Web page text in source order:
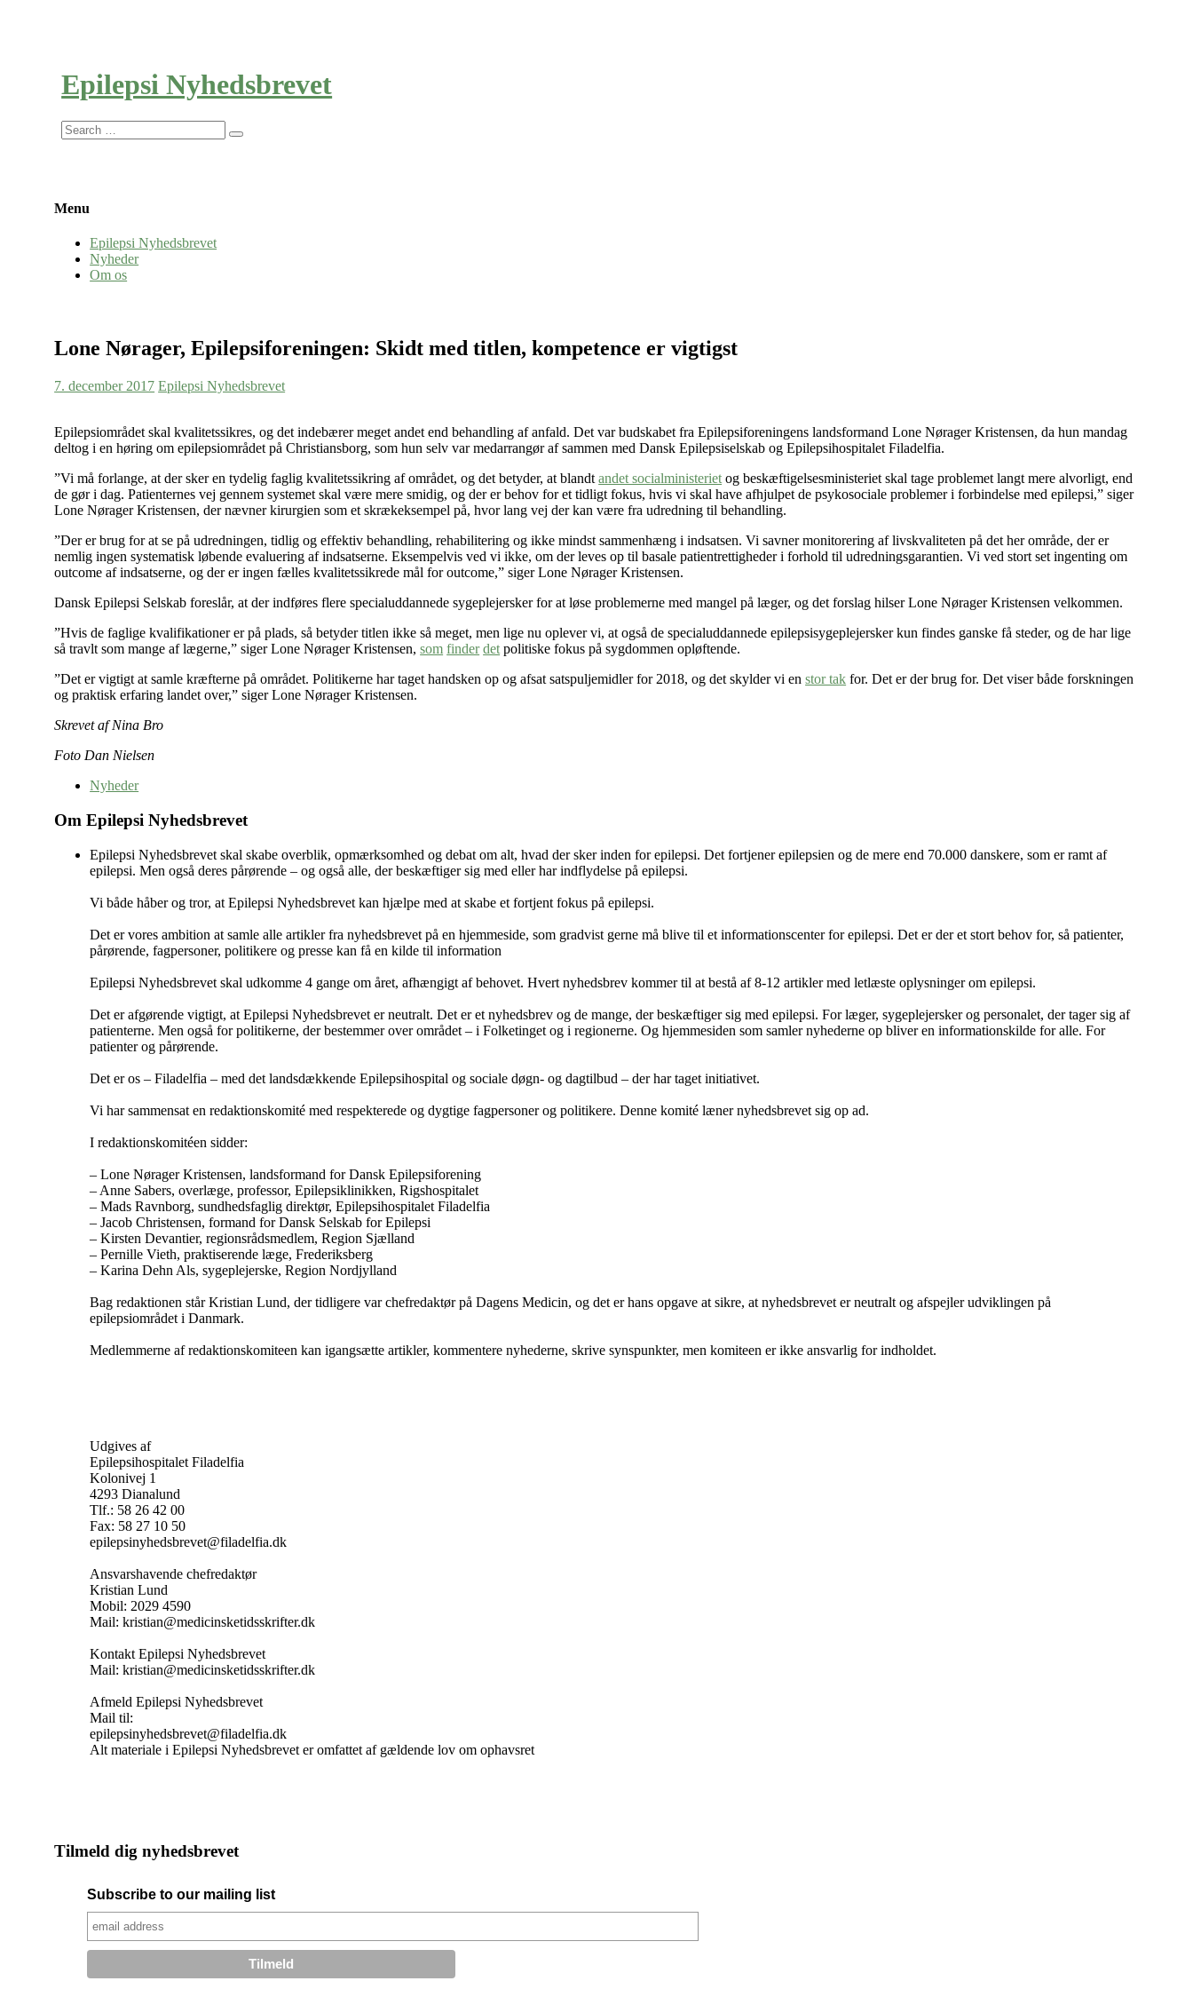
Epilepsi Nyhedsbrevet
Search
for:
Menu
Epilepsi Nyhedsbrevet
Nyheder
Om os
Lone Nørager, Epilepsiforeningen: Skidt med titlen, kompetence er vigtigst
7. december 2017 Epilepsi Nyhedsbrevet
Epilepsiområdet skal kvalitetssikres, og det indebærer meget andet end behandling af anfald. Det var budskabet fra Epilepsiforeningens landsformand Lone Nørager Kristensen, da hun mandag
deltog i en høring om epilepsiområdet på Christiansborg, som hun selv var medarrangør af sammen med Dansk Epilepsiselskab og Epilepsihospitalet Filadelfia.
”Vi må forlange, at der sker en tydelig faglig kvalitetssikring af området, og det betyder, at blandtandet socialministeriet og beskæftigelsesministeriet skal tage problemet langt mere alvorligt, end
de gør i dag. Patienternes vej gennem systemet skal være mere smidig, og der er behov for et tidligt fokus, hvis vi skal have afhjulpet de psykosociale problemer i forbindelse med epilepsi,” siger
Lone Nørager Kristensen, der nævner kirurgien som et skrækeksempel på, hvor lang vej der kan være fra udredning til behandling.
”Der er brug for at se på udredningen, tidlig og effektiv behandling, rehabilitering og ikke mindst sammenhæng i indsatsen. Vi savner monitorering af livskvaliteten på det her område, der er
nemlig ingen systematisk løbende evaluering af indsatserne. Eksempelvis ved vi ikke, om der leves op til basale patientrettigheder i forhold til udredningsgarantien. Vi ved stort set ingenting om
outcome af indsatserne, og der er ingen fælles kvalitetssikrede mål for outcome,” siger Lone Nørager Kristensen.
Dansk Epilepsi Selskab foreslår, at der indføres flere specialuddannede sygeplejersker for at løse problemerne med mangel på læger, og det forslag hilser Lone Nørager Kristensen velkommen.
”Hvis de faglige kvalifikationer er på plads, så betyder titlen ikke så meget, men lige nu oplever vi, at også de specialuddannede epilepsisygeplejersker kun findes ganske få steder, og de har lige
så travlt som mange af lægerne,” siger Lone Nørager Kristensen,som finder det politiske fokus på sygdommen opløftende.
”Det er vigtigt at samle kræfterne på området. Politikerne har taget handsken op og afsat satspuljemidler for 2018, og det skylder vi enstor tak for. Det er der brug for. Det viser både forskningen
og praktisk erfaring landet over,” siger Lone Nørager Kristensen.
Skrevet af Nina Bro
Foto Dan Nielsen
Nyheder
Om Epilepsi Nyhedsbrevet
Epilepsi Nyhedsbrevet skal skabe overblik, opmærksomhed og debat om alt, hvad der sker inden for epilepsi. Det fortjener epilepsien og de mere end 70.000 danskere, som er ramt af
epilepsi. Men også deres pårørende – og også alle, der beskæftiger sig med eller har indflydelse på epilepsi.
Vi både håber og tror, at Epilepsi Nyhedsbrevet kan hjælpe med at skabe et fortjent fokus på epilepsi.
Det er vores ambition at samle alle artikler fra nyhedsbrevet på en hjemmeside, som gradvist gerne må blive til et informationscenter for epilepsi. Det er der et stort behov for, så patienter,
pårørende, fagpersoner, politikere og presse kan få en kilde til information
Epilepsi Nyhedsbrevet skal udkomme 4 gange om året, afhængigt af behovet. Hvert nyhedsbrev kommer til at bestå af 8-12 artikler med letlæste oplysninger om epilepsi.
Det er afgørende vigtigt, at Epilepsi Nyhedsbrevet er neutralt. Det er et nyhedsbrev og de mange, der beskæftiger sig med epilepsi. For læger, sygeplejersker og personalet, der tager sig af
patienterne. Men også for politikerne, der bestemmer over området – i Folketinget og i regionerne. Og hjemmesiden som samler nyhederne op bliver en informationskilde for alle. For
patienter og pårørende.
Det er os – Filadelfia – med det landsdækkende Epilepsihospital og sociale døgn- og dagtilbud – der har taget initiativet.
Vi har sammensat en redaktionskomité med respekterede og dygtige fagpersoner og politikere. Denne komité læner nyhedsbrevet sig op ad.
I redaktionskomitéen sidder:
– Lone Nørager Kristensen, landsformand for Dansk Epilepsiforening
– Anne Sabers, overlæge, professor, Epilepsiklinikken, Rigshospitalet
– Mads Ravnborg, sundhedsfaglig direktør, Epilepsihospitalet Filadelfia
– Jacob Christensen, formand for Dansk Selskab for Epilepsi
– Kirsten Devantier, regionsrådsmedlem, Region Sjælland
– Pernille Vieth, praktiserende læge, Frederiksberg
– Karina Dehn Als, sygeplejerske, Region Nordjylland
Bag redaktionen står Kristian Lund, der tidligere var chefredaktør på Dagens Medicin, og det er hans opgave at sikre, at nyhedsbrevet er neutralt og afspejler udviklingen på
epilepsiområdet i Danmark.
Medlemmerne af redaktionskomiteen kan igangsætte artikler, kommentere nyhederne, skrive synspunkter, men komiteen er ikke ansvarlig for indholdet.
Udgives af
Epilepsihospitalet Filadelfia
Kolonivej 1
4293 Dianalund
Tlf.: 58 26 42 00
Fax: 58 27 10 50
epilepsinyhedsbrevet@filadelfia.dk
Ansvarshavende chefredaktør
Kristian Lund
Mobil: 2029 4590
Mail: kristian@medicinsketidsskrifter.dk
Kontakt Epilepsi Nyhedsbrevet
Mail: kristian@medicinsketidsskrifter.dk
Afmeld Epilepsi Nyhedsbrevet
Mail til:
epilepsinyhedsbrevet@filadelfia.dk
Alt materiale i Epilepsi Nyhedsbrevet er omfattet af gældende lov om ophavsret
Tilmeld dig nyhedsbrevet
Subscribe to our mailing list